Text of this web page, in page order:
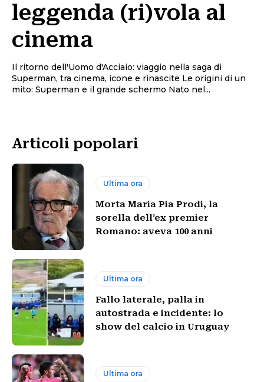
leggenda (ri)vola al
cinema
Il ritorno dell'Uomo d'Acciaio: viaggio nella saga di
Superman, tra cinema, icone e rinascite Le origini di un
mito: Superman e il grande schermo Nato nel...
Articoli popolari
Ultima ora
Morta Maria Pia Prodi, la
sorella dell’ex premier
Romano: aveva 100 anni
Ultima ora
Fallo laterale, palla in
autostrada e incidente: lo
show del calcio in Uruguay
Ultima ora